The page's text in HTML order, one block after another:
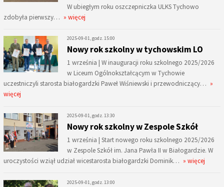
W ubiegłym roku oszczepniczka ULKS Tychowo
zdobyła pierwszy… » więcej
2025-09-01, godz. 15:00
Nowy rok szkolny w tychowskim LO
1 września | W inauguracji roku szkolnego 2025/2026
w Liceum Ogólnokształcącym w Tychowie
uczestniczyli starosta białogardzki Paweł Wiśniewski i przewodniczący… »
więcej
2025-09-01, godz. 13:30
Nowy rok szkolny w Zespole Szkół
1 września | Start nowego roku szkolnego 2025/2026
w Zespole Szkół im. Jana Pawła II w Białogardzie. W
uroczystości wziął udział wicestarosta białogardzki Dominik… » więcej
2025-09-01, godz. 13:00